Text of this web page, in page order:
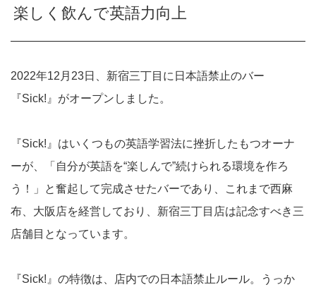
楽しく飲んで英語力向上
2022年12月23日、新宿三丁目に日本語禁止のバー
『Sick!』がオープンしました。
『Sick!』はいくつもの英語学習法に挫折したもつオーナ
ーが、「自分が英語を“楽しんで”続けられる環境を作ろ
う！」と奮起して完成させたバーであり、これまで西麻
布、大阪店を経営しており、新宿三丁目店は記念すべき三
店舗目となっています。
『Sick!』の特徴は、店内での日本語禁止ルール。うっか